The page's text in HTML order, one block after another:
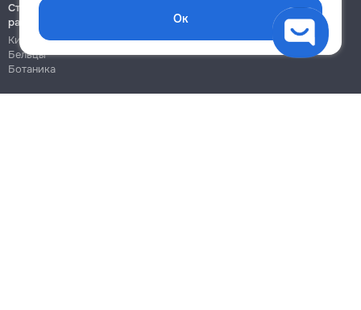
Ок
Строительно-монтажные
работы
Кишинёв
Бельцы
Ботаника